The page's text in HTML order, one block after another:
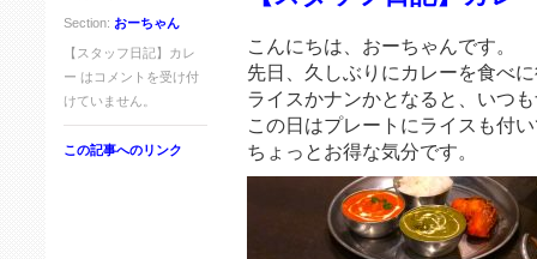
Section: おーちゃん
【スタッフ日記】カレ
ー は コメントを受け付
けていません。
この記事へのリンク
こんにちは、おーちゃんです。
先日、久しぶりにカレーを食べ
ライスかナンかとなると、いつ
この日はプレートにライスも付
ちょっとお得な気分です。